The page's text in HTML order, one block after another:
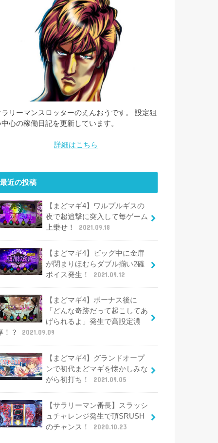
ラリーマンスロッターのえんおうです。 設定狙
心の稼働日記を更新しています。
詳細はこちら
最近の投稿
【まどマギ4】ワルプルギスの
夜で超追撃に突入して毎ゲーム
上乗せ！
2021.09.18
【まどマギ4】ビッグ中に金扉
が閉まりほむらダブル揃い2確
ボイス発生！
2021.09.12
【まどマギ4】ボーナス後に
「どんな奇跡だって起こしてあ
げられるよ」発生で高設定濃
！？
2021.09.09
【まどマギ4】グランドオープ
ンで初代まどマギを懐かしみな
がら初打ち！
2021.09.05
【サラリーマン番長】スラッシ
ュチャレンジ発生で頂SRUSH
のチャンス！
2020.10.23